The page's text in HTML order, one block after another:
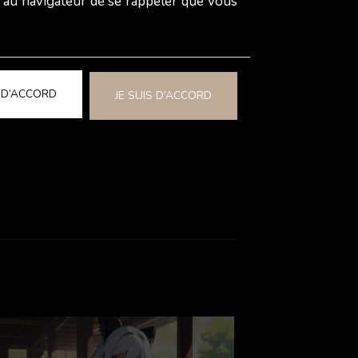
bien ancrée et sa beauté sans
côté fait certainement partie des
JE SUIS D’ACCORD